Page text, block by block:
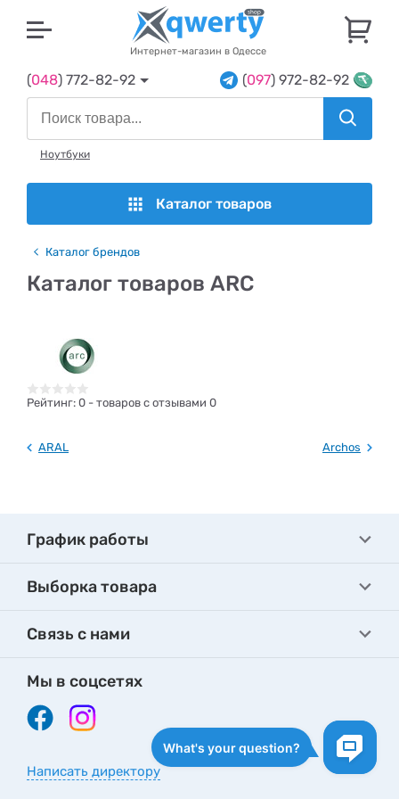
Интернет-магазин в Одессе
(048) 772-82-92 (097) 972-82-92
Ноутбуки
Каталог товаров
Каталог брендов
Каталог товаров ARC
Рейтинг: 0 - товаров с отзывами 0
ARAL Archos
График работы
Выборка товара
Связь с нами
Мы в соцсетях
Написать директору